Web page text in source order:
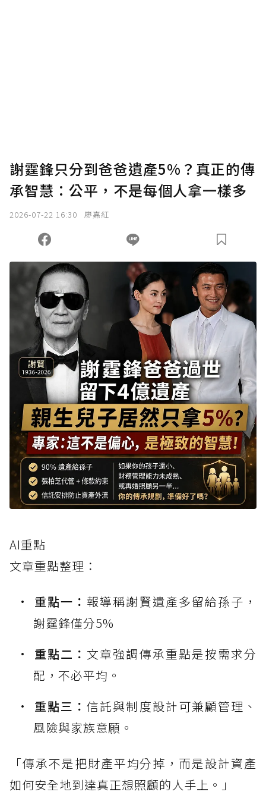
謝霆鋒只分到爸爸遺產5%？真正的傳
承智慧：公平，不是每個人拿一樣多
2026-07-22 16:30 廖嘉紅
AI重點
文章重點整理：
重點一： 報導稱謝賢遺產多留給孫子，
謝霆鋒僅分5%
重點二： 文章強調傳承重點是按需求分
配，不必平均。
重點三：信託與制度設計可兼顧管理、
風險與家族意願。
「傳承不是把財產平均分掉，而是設計資產
如何安全地到達真正想照顧的人手上。」